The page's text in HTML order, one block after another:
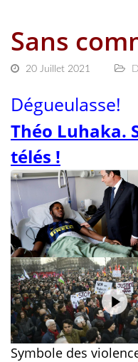
Sans
20 Juillet 2021
Dégueulasse!
Théo Luhaka.
télés !
Symbole des